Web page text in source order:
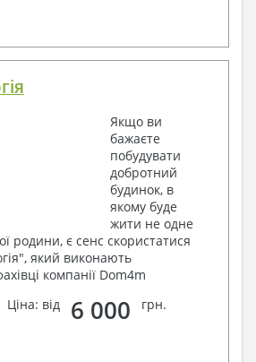
Якщо ви
бажаєте
побудувати
добротний
будинок, в
якому буде
жити не одне
родини, є сенс скористатися
який виконають
компанії Dom4m
Ціна: від
6 000 грн.